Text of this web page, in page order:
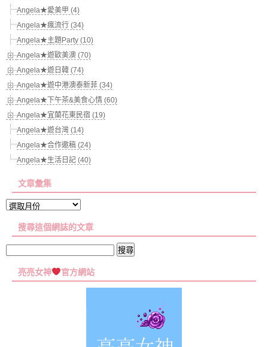
Angela★愛美甲 (4)
Angela★瘋流行 (34)
Angela★主題Party (10)
Angela★遊歐美澳 (70)
Angela★遊日韓 (74)
Angela★遊中港澳泰新菲 (34)
Angela★下午茶&美食心情 (60)
Angela★宜蘭花東民宿 (19)
Angela★遊台灣 (14)
Angela★合作邀稿 (24)
Angela★生活日記 (40)
文章彙集
文
彙
搜尋這個網誌的文章
關
亮亮女神 官方網站